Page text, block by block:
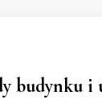
budynku i